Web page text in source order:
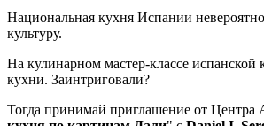
Национальная кухня Испании
культуру.
На кулинарном мастер-классе
кухни. Заинтриговали?
Тогда принимай приглашение от Центра